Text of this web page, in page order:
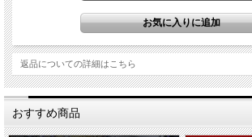
返品についての詳細はこちら
おすすめ商品